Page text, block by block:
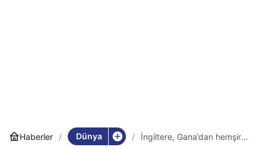
Haberler Dünya
İngiltere, Gana’dan hemşire